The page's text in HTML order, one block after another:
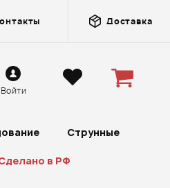
Доставка
Войти
Струнные
в РФ